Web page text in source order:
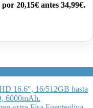
20,15€ antes 34,99€.
16.6″, 16/512GB hasta
6000mAh.